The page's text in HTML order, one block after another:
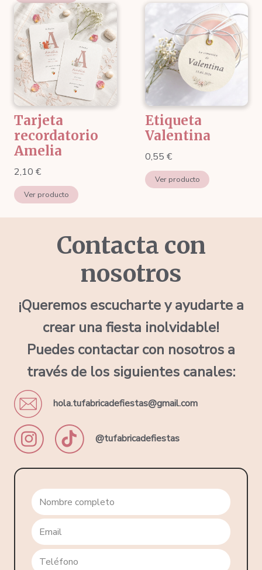
Tarjeta
recordatorio
Amelia
2,10 €
Ver producto
Etiqueta
Valentina
0,55 €
Ver producto
Contacta con
nosotros
¡Queremos escucharte y ayudarte a
crear una fiesta inolvidable!
Puedes contactar con nosotros a
través de los siguientes canales:
hola.tufabricadefiestas@gmail.com
@tufabricadefiestas